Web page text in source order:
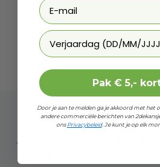
Abonneer je op
nieuwsbrief
Laat ons weten wanneer
Pak € 5,-
Door je aan te melden ga je akkoord met het
andere commerciële berichten van
onsPrivacybeleid. Je kunt je op elk